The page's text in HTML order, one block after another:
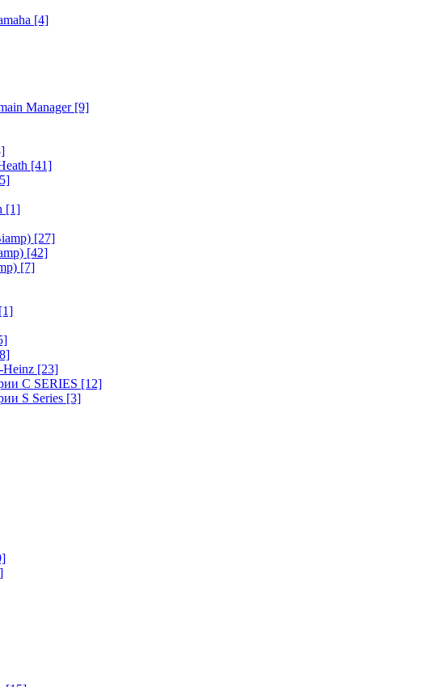
[4]
Manager [9]
[41]
[1]
[27]
[42]
[7]
[1]
Heinz [23]
C SERIES [12]
S Series [3]